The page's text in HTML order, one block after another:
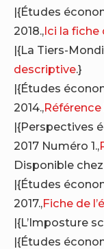
|{Études
2018.,Ici la
|{La Tiers-
descriptive.}
|{Études
2014.,
|{Perspectives
2017 Numéro 1.,
Disponible
|{Études
2017.,Fiche de
|{L’Imposture
|{Études